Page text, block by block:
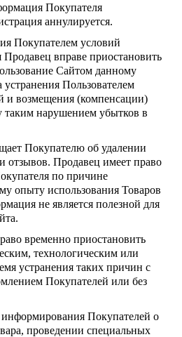
Покупателя
аннулируется.
Покупателем условий
вправе приостановить
Сайтом данному
Пользователем
возмещения (компенсации)
нарушением убытков в
Покупателю об удалении
отзывов. Продавец имеет право
по причине
опыту использования Товаров
не является полезной для
временно приостановить
технологическим или
устранения таких причин с
Покупателей или без
Покупателей о
проведении специальных